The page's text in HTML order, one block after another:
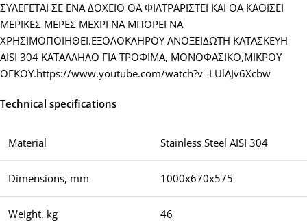
ΣΥΛΕΓΕΤΑΙ ΣΕ ΕΝΑ ΔΟΧΕΙΟ ΘΑ ΦΙΛΤΡΑΡΙΣΤΕΙ ΚΑΙ ΘΑ ΚΑΘΙΣΕΙ
ΜΕΡΙΚΕΣ ΜΕΡΕΣ ΜΕΧΡΙ ΝΑ ΜΠΟΡΕΙ ΝΑ
ΧΡΗΣΙΜΟΠΟΙΗΘΕΙ.ΕΞΟΛΟΚΛΗΡΟΥ ΑΝΟΞΕΙΔΩΤΗ ΚΑΤΑΣΚΕΥΗ
AISI 304 ΚΑΤΑΛΛΗΛΟ ΓΙΑ ΤΡΟΦΙΜΑ, ΜΟΝΟΦΑΣΙΚΟ,ΜΙΚΡΟΥ
ΟΓΚΟΥ.https://www.youtube.com/watch?v=LUlAJv6Xcbw
Technical specifications
Material Stainless Steel AISI 304
Dimensions, mm 1000х670х575
Weight, kg 46